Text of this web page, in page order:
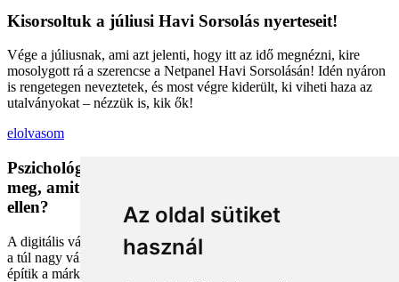
Az oldal sütiket
használ
Kisorsoltuk a júliusi Havi Sorsolás nyerteseit!
Vége a júliusnak, ami azt jelenti, hogy itt az idő megnézni, kire
mosolygott rá a szerencse a Netpanel Havi Sorsolásán! Idén nyáron
is rengetegen neveztetek, és most végre kiderült, ki viheti haza az
utalványokat – nézzük is, kik ők!
elolvasom
Pszichológiai trükkök a kosárban: Miért vesszük
meg, amit megveszünk, és mit tehetünk a bűntudat
ellen?
A digitális vásárlás kényelmes, de tele van pszichológiai csapdákkal
a túl nagy választéktól a hosszas böngészésig. Megmutatjuk, hogyan
építik a márkák a bizalmadat online, és miként kerüld el a vásárlás